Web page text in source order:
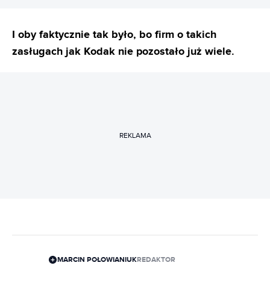
I oby faktycznie tak było, bo firm o takich
zasługach jak Kodak nie pozostało już wiele.
REKLAMA
MARCIN POŁOWIANIUKREDAKTOR